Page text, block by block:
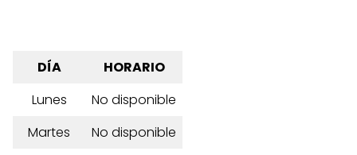
DÍA
HORARIO
Lunes
No disponible
Martes
No disponible